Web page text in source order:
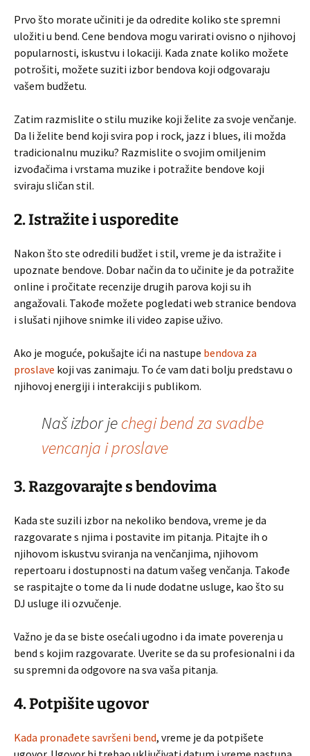
Prvo što morate učiniti je da odredite koliko ste spremni
uložiti u bend. Cene bendova mogu varirati ovisno o njihovoj
popularnosti, iskustvu i lokaciji. Kada znate koliko možete
potrošiti, možete suziti izbor bendova koji odgovaraju
vašem budžetu.
Zatim razmislite o stilu muzike koji želite za svoje venčanje.
Da li želite bend koji svira pop i rock, jazz i blues, ili možda
tradicionalnu muziku? Razmislite o svojim omiljenim
izvođačima i vrstama muzike i potražite bendove koji
sviraju sličan stil.
2. Istražite i usporedite
Nakon što ste odredili budžet i stil, vreme je da istražite i
upoznate bendove. Dobar način da to učinite je da potražite
online i pročitate recenzije drugih parova koji su ih
angažovali. Takođe možete pogledati web stranice bendova
i slušati njihove snimke ili video zapise uživo.
Ako je moguće, pokušajte ići na nastupe bendova za
proslave koji vas zanimaju. To će vam dati bolju predstavu o
njihovoj energiji i interakciji s publikom.
Naš izbor jechegi bend za svadbe
vencanja i proslave
3. Razgovarajte s bendovima
Kada ste suzili izbor na nekoliko bendova, vreme je da
razgovarate s njima i postavite im pitanja. Pitajte ih o
njihovom iskustvu sviranja na venčanjima, njihovom
repertoaru i dostupnosti na datum vašeg venčanja. Takođe
se raspitajte o tome da li nude dodatne usluge, kao što su
DJ usluge ili ozvučenje.
Važno je da se biste osećali ugodno i da imate poverenja u
bend s kojim razgovarate. Uverite se da su profesionalni i da
su spremni da odgovore na sva vaša pitanja.
4. Potpišite ugovor
Kada pronađete savršeni bend, vreme je da potpišete